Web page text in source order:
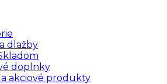
dlažby
doplnky
akciové produkty